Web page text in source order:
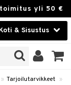
yli 50 €
& Sisustus
» Tarjoilutarvikkeet »